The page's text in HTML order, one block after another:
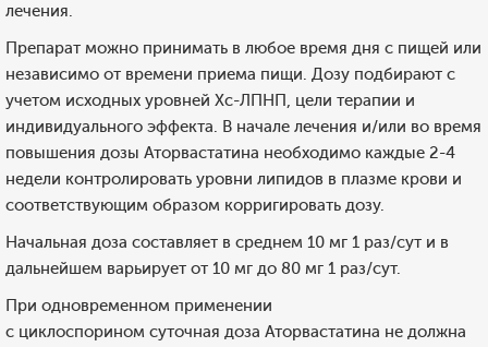
лечения.
Препарат можно принимать в любое время дня с пищей или
независимо от времени приема пищи. Дозу подбирают с
учетом исходных уровней Хс-ЛПНП, цели терапии и
индивидуального эффекта. В начале лечения и/или во время
повышения дозы Аторвастатина необходимо каждые 2-4
недели контролировать уровни липидов в плазме крови и
соответствующим образом корригировать дозу.
Начальная доза составляет в среднем 10 мг 1 раз/сут и в
дальнейшем варьирует от 10 мг до 80 мг 1 раз/сут.
При одновременном применении
с циклоспорином суточная доза Аторвастатина не должна